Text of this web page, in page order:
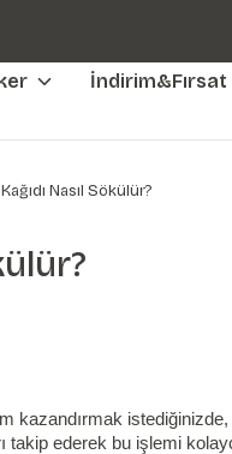
İndirim&Fırsat
Nasıl Sökülür?
kazandırmak
takip ederek bu işlemi